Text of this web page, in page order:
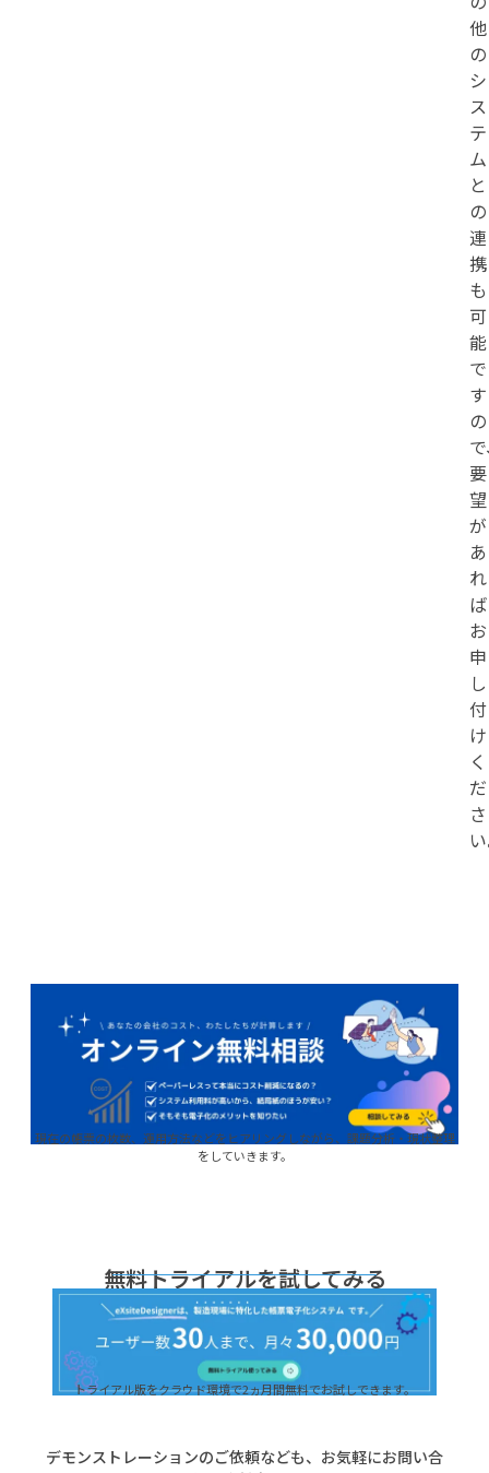
他
の
シ
ス
テ
ム
と
の
連
携
も
可
能
で
す
の
要
望
が
あ
れ
ば
お
申
し
付
け
く
だ
さ
現在の帳票の枚数、運用方法などをヒアリングしながら、課題分析・現状整理
をしていきます。
無料トライアルを試してみる
トライアル版をクラウド環境で2ヵ月間無料でお試しできます。
デモンストレーションのご依頼なども、お気軽にお問い合